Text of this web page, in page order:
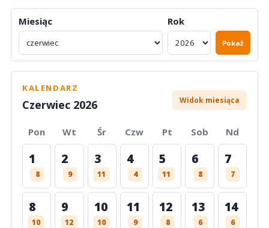
Miesiąc Rok
Pokaż
KALENDARZ
Czerwiec 2026 Widok miesiąca
Pon Wt Śr Czw Pt Sob Nd
1
8
2
9
3
11
4
4
5
11
6
8
7
7
8
10
9
12
10
10
11
9
12
8
13
6
14
6